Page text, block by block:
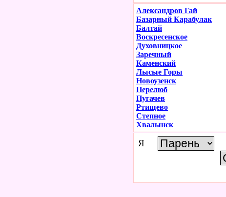
Александров Гай
Базарный Карабулак
Балтай
Воскресенское
Духовницкое
Заречный
Каменский
Лысые Горы
Новоузенск
Перелюб
Пугачев
Ртищево
Степное
Хвалынск
Я